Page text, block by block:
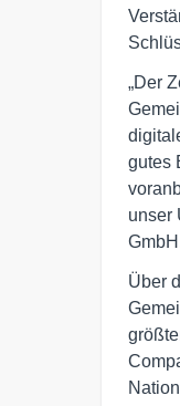
„Der
gutes
unser
Über